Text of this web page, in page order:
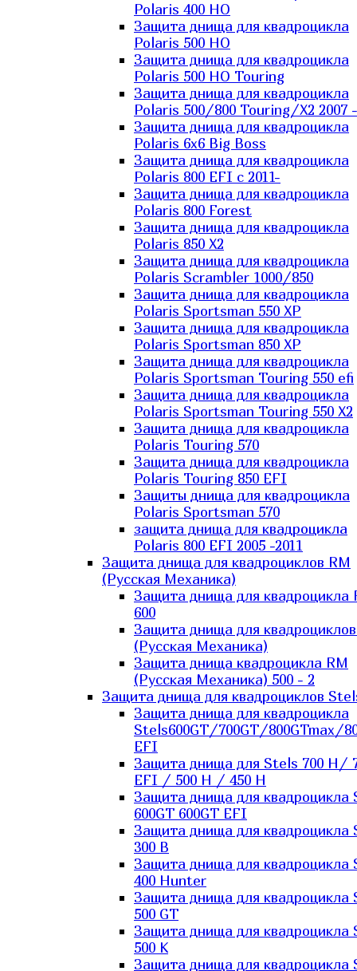
Polaris 400 HO
Защита днища для квадроцикла
Polaris 500 HO
Защита днища для квадроцикла
Polaris 500 HO Touring
Защита днища для квадроцикла
Polaris 500/800 Touring/X2 2007 -
Защита днища для квадроцикла
Polaris 6х6 Big Boss
Защита днища для квадроцикла
Polaris 800 EFI с 2011-
Защита днища для квадроцикла
Polaris 800 Forest
Защита днища для квадроцикла
Polaris 850 X2
Защита днища для квадроцикла
Polaris Scrambler 1000/850
Защита днища для квадроцикла
Polaris Sportsman 550 XP
Защита днища для квадроцикла
Polaris Sportsman 850 XP
Защита днища для квадроцикла
Polaris Sportsman Touring 550 efi
Защита днища для квадроцикла
Polaris Sportsman Touring 550 X2
Защита днища для квадроцикла
Polaris Touring 570
Защита днища для квадроцикла
Polaris Touring 850 EFI
Защиты днища для квадроцикла
Polaris Sportsman 570
защита днища для квадроцикла
Polaris 800 EFI 2005 -2011
Защита днища для квадроциклов RM
(Русская Механика)
Защита днища для квадроцикла
600
Защита днища для
(Русская Механика)
Защита днища квадроцикла RM
(Русская Механика) 500 - 2
Защита днища для квадроциклов
Защита днища для квадроцикла
Stels600GT/700GT/800GTmax/
EFI
Защита днища для Stels 700 H/
EFI / 500 H / 450 H
Защита днища для квадроцикла
600GT 600GT EFI
Защита днища для квадроцикла
300 B
Защита днища для квадроцикла
400 Hunter
Защита днища для квадроцикла
500 GT
Защита днища для квадроцикла
500 K
Защита днища для квадроцикла